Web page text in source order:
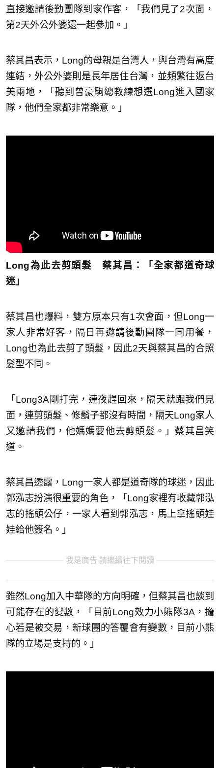
直接邀請後勤團隊到家作客，「我們見了2次面，
第2天外公外婆還一起參加。」
蔡其昌表示，Long的母親是台灣人，與台灣有高度
連結，外公外婆則是長年居住台灣，並頻繁往返台
美兩地，「聽到曾豪駒總教練想選Long進入國家
隊，他們全家都非常樂意。」
Long為此去剪頭髮 蔡其昌：「全家都道奇球
迷」
蔡其昌也爆料，雙方原本只有1次會面，但Long一
家人非常好客，隔日再邀請後勤團隊一同用餐，
Long也為此去剪了頭髮，因此2天與蔡其昌的合照
髮型不同。
「Long3A剛打完，連夜趕回來，隔天就跟我們見
面，連剪頭髮、修鬍子都沒有時間，隔天Long家人
又邀請我們，他媽媽要他去剪頭髮。」蔡其昌笑
道。
蔡其昌透露，Long一家人都是道奇隊的球迷，因此
郭泓志扮演很重要的角色，「Long家裡有收藏郭泓
志的搖頭公仔，一家人看到郭泓志，馬上拿搖頭娃
娃給他簽名。」
我是廣告 請繼續往下閱讀
雖然Long加入中華隊的方向明確，但蔡其昌也談到
可能存在的變數，「目前Long效力小熊隊3A，擔
心若是被交易，新球團的答覆會有變數，目前小熊
隊的立場是支持的。」